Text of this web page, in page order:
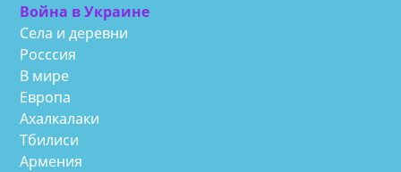
Война в Украине
Села и деревни
Росссия
В мире
Европа
Ахалкалаки
Тбилиси
Армения